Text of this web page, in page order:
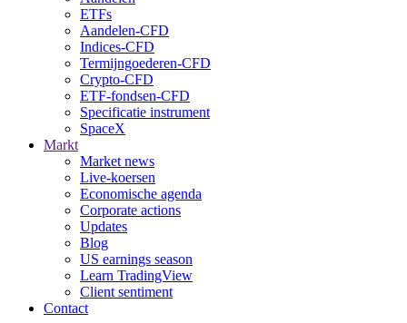
ETFs
Aandelen-CFD
Indices-CFD
Termijngoederen-CFD
Crypto-CFD
ETF-fondsen-CFD
Specificatie instrument
SpaceX
Markt
Market news
Live-koersen
Economische agenda
Corporate actions
Updates
Blog
US earnings season
Learn TradingView
Client sentiment
Contact